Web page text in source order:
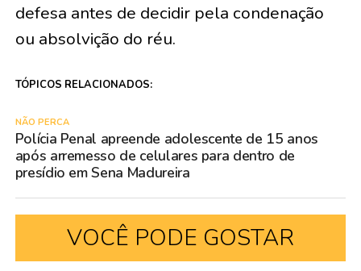
defesa antes de decidir pela condenação
ou absolvição do réu.
TÓPICOS RELACIONADOS:
NÃO PERCA
Polícia Penal apreende adolescente de 15 anos
após arremesso de celulares para dentro de
presídio em Sena Madureira
VOCÊ PODE GOSTAR